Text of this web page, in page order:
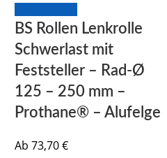
BS Rollen Lenkrolle
Schwerlast mit
Feststeller – Rad-Ø
125 – 250 mm –
Prothane® – Alufelge
Ab 73,70€